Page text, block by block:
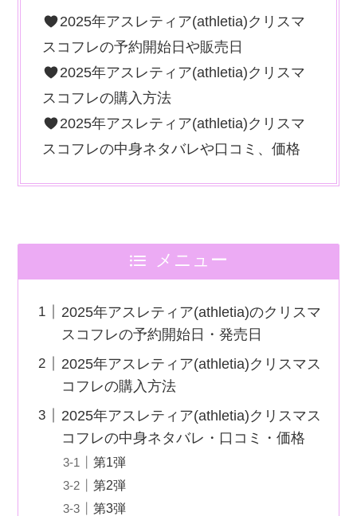
2025年アスレティア(athletia)クリスマ
スコフレの予約開始日や販売日
2025年アスレティア(athletia)クリスマ
スコフレの購入方法
2025年アスレティア(athletia)クリスマ
スコフレの中身ネタバレや口コミ、価格
メニュー
2025年アスレティア(athletia)のクリスマ
スコフレの予約開始日・発売日
2025年アスレティア(athletia)クリスマス
コフレの購入方法
2025年アスレティア(athletia)クリスマス
コフレの中身ネタバレ・口コミ・価格
第1弾
第2弾
第3弾